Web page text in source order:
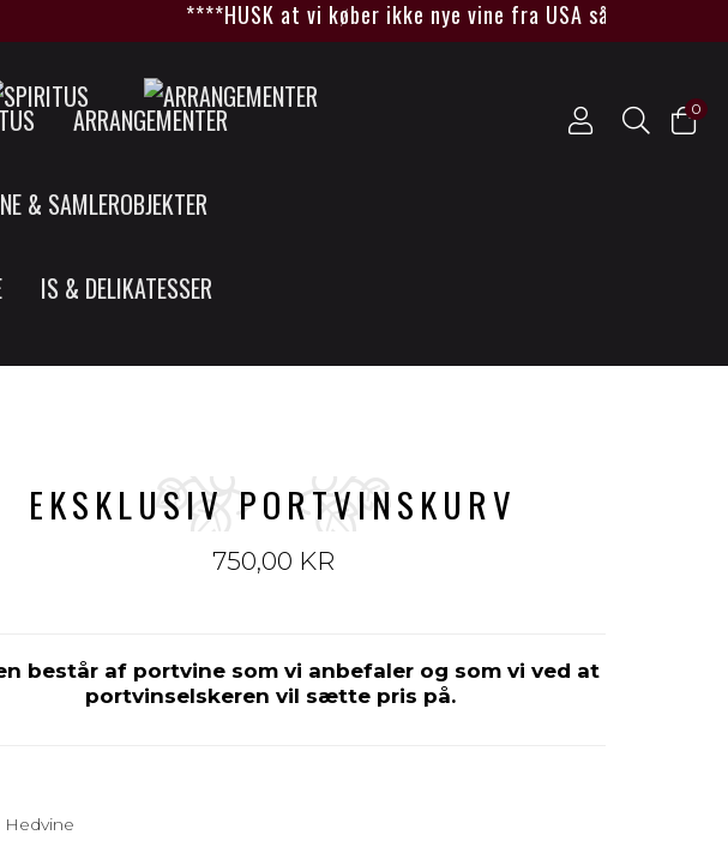
****HUSK at vi køber ikke nye vine fra USA så længe Trump
ARRANGEMENTER
& SAMLEROBJEKTER
IS & DELIKATESSER
0
EKSKLUSIV PORTVINSKURV
750,00 KR
består af portvine som vi anbefaler og som vi ved at
portvinselskeren vil sætte pris på.
Hedvine